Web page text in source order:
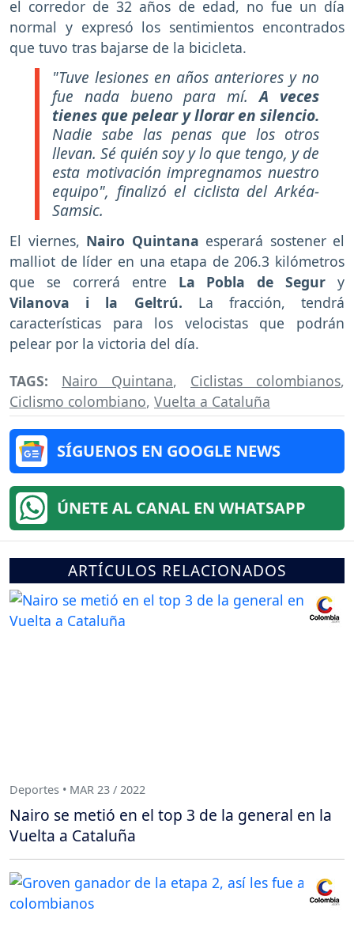
el corredor de 32 años de edad, no fue un día
normal y expresó los sentimientos encontrados
que tuvo tras bajarse de la bicicleta.
"Tuve lesiones en años anteriores y no
fue nada bueno para mí. A veces
tienes que pelear y llorar en silencio.
Nadie sabe las penas que los otros
llevan. Sé quién soy y lo que tengo, y de
esta motivación impregnamos nuestro
equipo", finalizó el ciclista del Arkéa-
Samsic.
El viernes, Nairo Quintana esperará sostener el
malliot de líder en una etapa de 206.3 kilómetros
que se correrá entre La Pobla de Segur y
Vilanova i la Geltrú. La fracción, tendrá
características para los velocistas que podrán
pelear por la victoria del día.
TAGS: Nairo Quintana, Ciclistas colombianos,
Ciclismo colombiano, Vuelta a Cataluña
SÍGUENOS EN GOOGLE NEWS
ÚNETE AL CANAL EN WHATSAPP
ARTÍCULOS RELACIONADOS
Deportes • MAR 23 / 2022
Nairo se metió en el top 3 de la general en la
Vuelta a Cataluña